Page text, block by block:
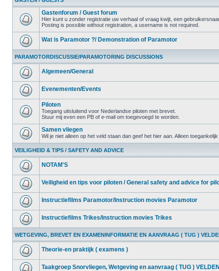
Gastenforum / Guest forum
Hier kunt u zonder registratie uw verhaal of vraag kwijt, een
Posting is possible without registration, a username is not required.
Wat is Paramotor ?/ Demonstration of Paramotor
PARAMOTORDISCUSSIE/PARAMOTORING DISCUSSIONS
Algemeen/General
Evenementen/Events
Piloten
Toegang uitsluitend voor Nederlandse piloten met brevet.
Stuur mij even een PB of e-mail om toegevoegd te worden.
Samen vliegen
Wil je niet alleen op het veld staan dan geef het hier aan. Alleen
VEILIGHEID & TIPS / SAFETY AND ADVICE
NOTAM'S
Veiligheid en tips voor piloten / General safety and advice for
Instructiefilms Paramotor/Instruction movies Paramotor
Instructiefilms Trikes/Instruction movies Trikes
WETGEVING, BREVET EN EXAMENINFORMATIE EN AANVRAAG ( TUG )
Theorie-en praktijk ( examens )
Taakgroep Snorvliegen, Wetgeving en aanvraag ( TUG )